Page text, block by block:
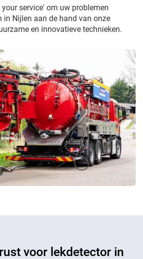
service' om uw problemen
in Nijlen aan de hand van onze
en innovatieve technieken.
voor lekdetector in